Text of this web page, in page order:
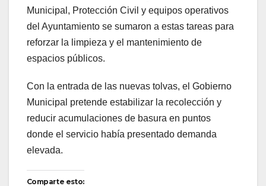
Municipal, Protección Civil y equipos operativos
del Ayuntamiento se sumaron a estas tareas para
reforzar la limpieza y el mantenimiento de
espacios públicos.
Con la entrada de las nuevas tolvas, el Gobierno
Municipal pretende estabilizar la recolección y
reducir acumulaciones de basura en puntos
donde el servicio había presentado demanda
elevada.
Comparte esto: